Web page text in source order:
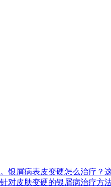
银屑病表皮变硬怎么治疗？
对皮肤变硬的银屑病治疗方